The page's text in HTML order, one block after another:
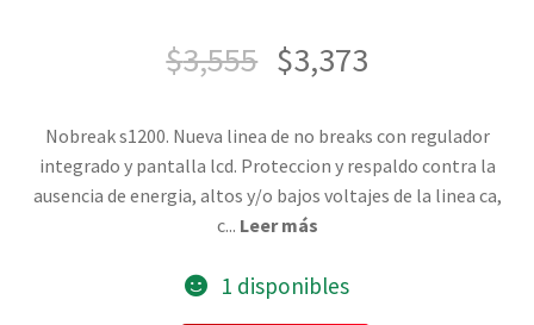
$3,555 $3,373
Nobreak s1200. Nueva linea de no breaks con regulador
integrado y pantalla lcd. Proteccion y respaldo contra la
ausencia de energia, altos y/o bajos voltajes de la linea ca,
c... Leer más
1 disponibles